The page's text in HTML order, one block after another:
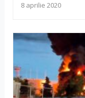
8 aprilie 2020